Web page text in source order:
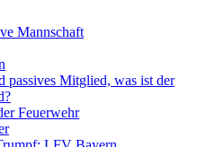
Mannschaft
passives Mitglied, was ist der
Feuerwehr